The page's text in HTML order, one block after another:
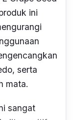
ini
serta
mata.
sangat